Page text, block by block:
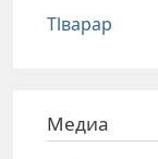
Тlварар
Медиа